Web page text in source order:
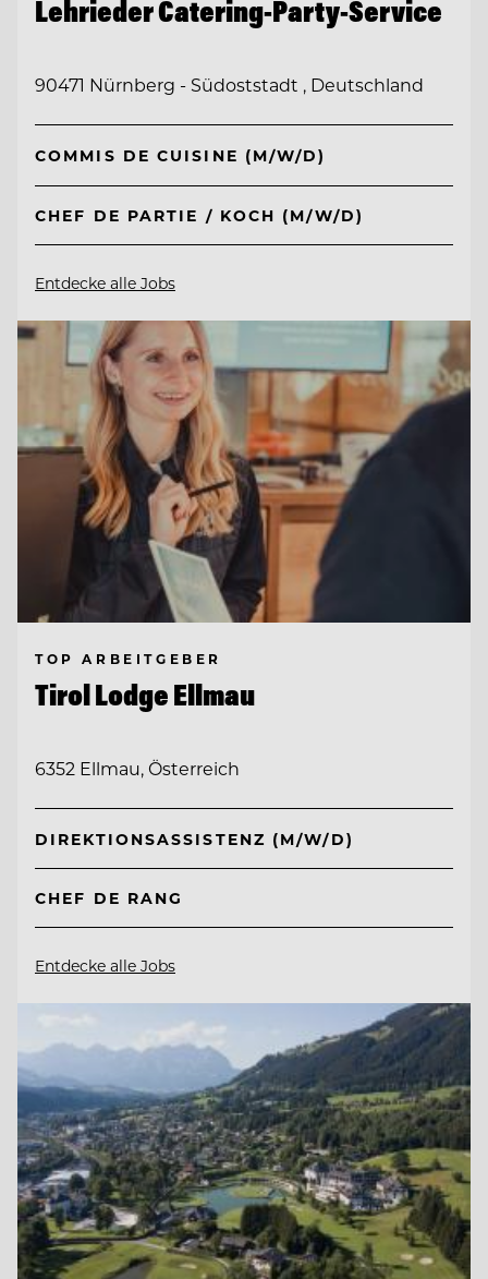
Lehrieder Catering-Party-Service
90471 Nürnberg - Südoststadt , Deutschland
COMMIS DE CUISINE (M/W/D)
CHEF DE PARTIE / KOCH (M/W/D)
Entdecke alle Jobs
TOP ARBEITGEBER
Tirol Lodge Ellmau
6352 Ellmau, Österreich
DIREKTIONSASSISTENZ (M/W/D)
CHEF DE RANG
Entdecke alle Jobs